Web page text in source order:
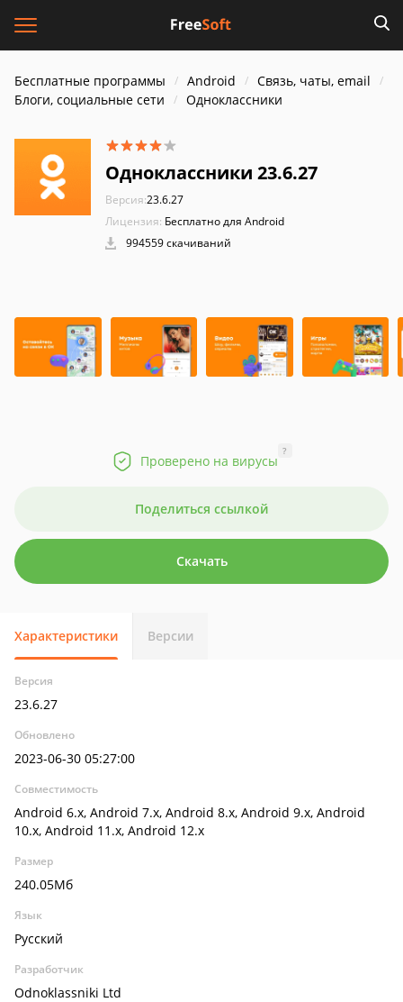
Бесплатные программы Android
Связь, чаты, email
Блоги, социальные сети
Одноклассники
Одноклассники 23.6.27
Версия:23.6.27
Лицензия: Бесплатно для Android
994559 скачиваний
Проверено на вирусы
?
Поделиться ссылкой
Скачать
Характеристики Версии
Версия
23.6.27
Обновлено
2023-06-30 05:27:00
Совместимость
Android 6.x, Android 7.x, Android 8.x, Android 9.x, Android
10.x, Android 11.x, Android 12.x
Размер
240.05Мб
Язык
Русский
Разработчик
Odnoklassniki Ltd